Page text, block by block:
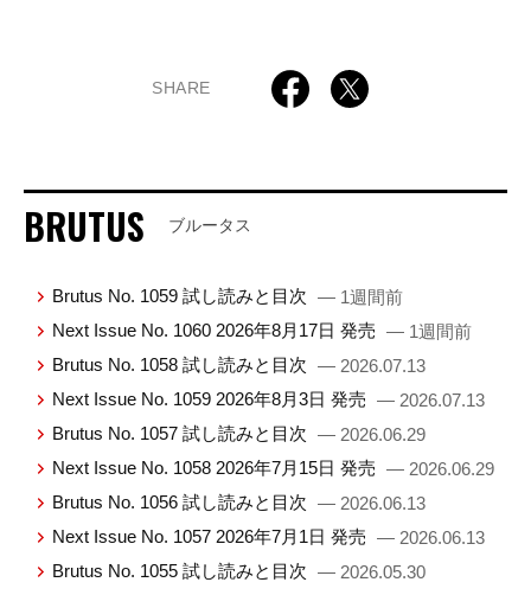
SHARE
BRUTUS ブルータス
Brutus No. 1059 試し読みと目次 — 1週間前
Next Issue No. 1060 2026年8月17日 発売 — 1週間前
Brutus No. 1058 試し読みと目次 — 2026.07.13
Next Issue No. 1059 2026年8月3日 発売 — 2026.07.13
Brutus No. 1057 試し読みと目次 — 2026.06.29
Next Issue No. 1058 2026年7月15日 発売 — 2026.06.29
Brutus No. 1056 試し読みと目次 — 2026.06.13
Next Issue No. 1057 2026年7月1日 発売 — 2026.06.13
Brutus No. 1055 試し読みと目次 — 2026.05.30